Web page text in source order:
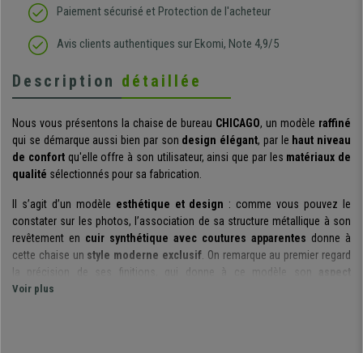
Paiement sécurisé et Protection de l'acheteur
Avis clients authentiques sur Ekomi, Note 4,9/5
Description détaillée
Nous vous présentons la chaise de bureau CHICAGO, un modèle raffiné
qui se démarque aussi bien par son design élégant, par le haut niveau
de confortqu'elle offre à son utilisateur, ainsi que par les matériaux de
qualité sélectionnés pour sa fabrication.
Il s’agit d’un modèle esthétique et design : comme vous pouvez le
constater sur les photos, l’association de sa structure métallique à son
revêtement en cuir synthétique avec coutures apparentes donne à
cette chaise un style moderne exclusif. On remarque au premier regard
la précision de ses finitions, qui donne à ce modèle son
aspect
impeccable et qualitatif
Voir plus